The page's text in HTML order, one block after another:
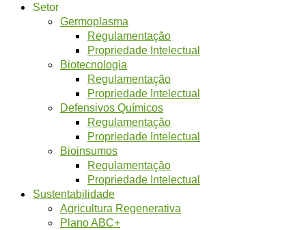
Setor
Germoplasma
Regulamentação
Propriedade Intelectual
Biotecnologia
Regulamentação
Propriedade Intelectual
Defensivos Químicos
Regulamentação
Propriedade Intelectual
Bioinsumos
Regulamentação
Propriedade Intelectual
Sustentabilidade
Agricultura Regenerativa
Plano ABC+